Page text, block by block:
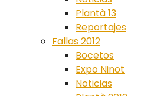
Plantà 13
Reportajes
Fallas 2012
Bocetos
Expo Ninot
Noticias